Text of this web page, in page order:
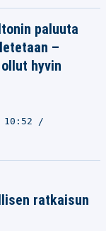
paluuta
–
hyvin
10:52
ratkaisun